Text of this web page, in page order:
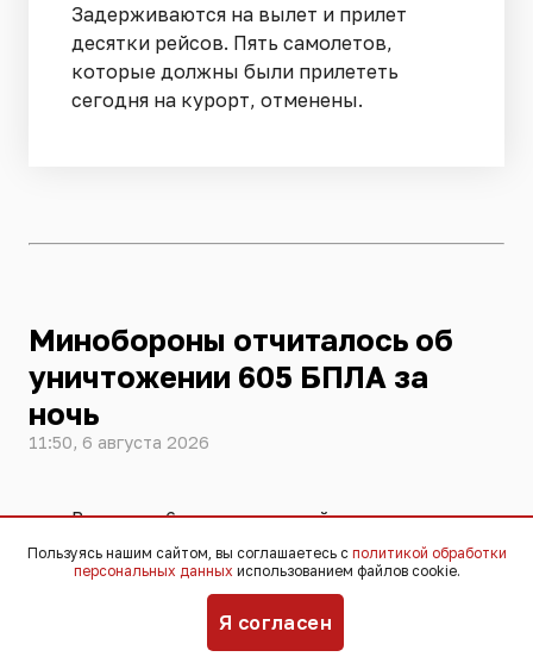
Задерживаются на вылет и прилет
десятки рейсов. Пять самолетов,
которые должны были прилететь
сегодня на курорт, отменены.
Минобороны отчиталось об
уничтожении 605 БПЛА за
ночь
11:50, 6 августа 2026
В ночь на 6 августа российские силы
ПВО уничтожили над 19 регионами,
Азовским и Чёрным морями 605
украинских беспилотников. Их сбивали
в том числе над южными регионами –
Пользуясь нашим сайтом, вы соглашаетесь с политикой обработки
персональных данных использованием файлов cookie.
Я согласен